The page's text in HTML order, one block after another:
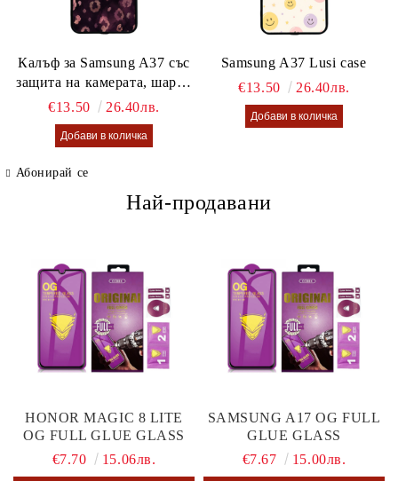
Калъф за Samsung A37 със
защита на камерата, шарен
калъф Lusi case
€13.50 26.40лв.
Samsung A37 Lusi case
€13.50
26.40лв.
Абонирай се
Най-продавани
HONOR MAGIC 8 LITE
OG FULL GLUE GLASS
€7.70
15.06лв.
SAMSUNG A17 OG FULL
GLUE GLASS
€7.67
15.00лв.